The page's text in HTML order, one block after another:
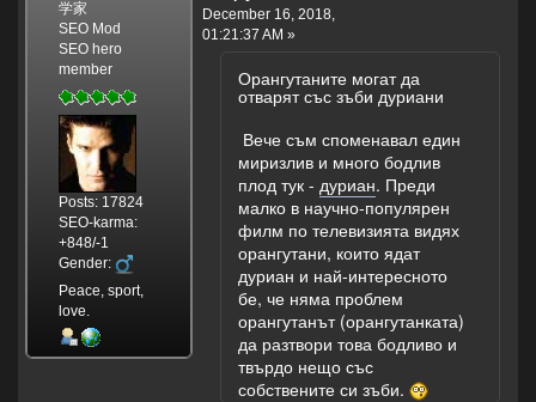
学家
SEO Mod
SEO hero
member
Posts: 17824
SEO-karma:
+848/-1
Gender:
Peace, sport,
love.
December 16, 2018,
01:21:37 AM »
Орангутаните могат да
отварят със зъби дуриани
Вече съм споменавал един
миризлив и много бодлив
плод тук - дуриан. Преди
малко в научно-популярен
филм по телевизията видях
орангутани, които ядат
дуриан и най-интересното
бе, че няма проблем
орангутанът (орангутанката)
да разтвори това бодливо и
твърдо нещо със
собствените си зъби.